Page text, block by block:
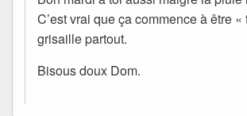
C’est vrai que ça commence à être «
grisaille partout.
Bisous doux Dom.